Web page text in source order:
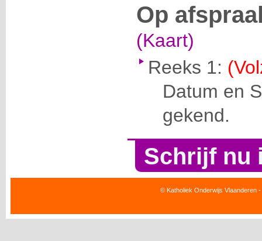
Op
(Kaart)
Reeks 1:
Datum en
gekend.
Schrijf nu
© Katholiek Onderwijs Vlaanderen